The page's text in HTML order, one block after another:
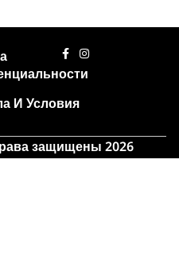
И Условия
защищены 2026